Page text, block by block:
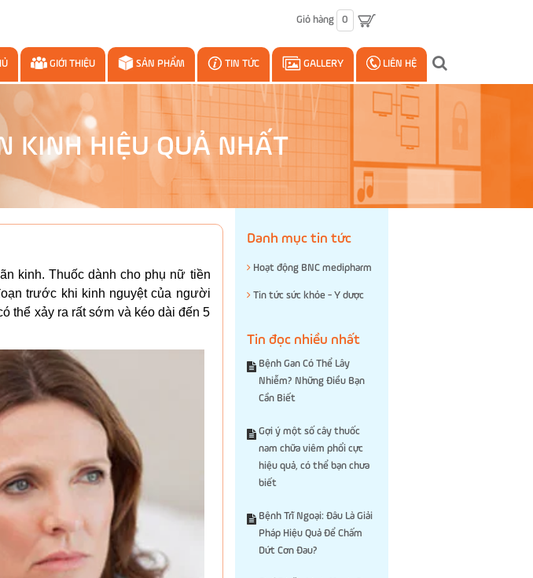
Giỏ hàng 0
GIỚI THIỆU SẢN PHẨM TIN TỨC GALLERY LIÊN HỆ
KINH HIỆU QUẢ NHẤT
kinh. Thuốc dành cho phụ nữ tiền
trước khi kinh nguyệt của người
thể xảy ra rất sớm và kéo dài đến 5
Danh mục tin tức
Hoạt động BNC medipharm
Tin tức sức khỏe - Y dược
Tin đọc nhiều nhất
Bệnh Gan Có Thể Lây
Nhiễm? Những Điều Bạn
Cần Biết
Gợi ý một số cây thuốc
nam chữa viêm phổi cực
hiệu quả, có thể bạn chưa
biết
Bệnh Trĩ Ngoại: Đâu Là Giải
Pháp Hiệu Quả Để Chấm
Dứt Cơn Đau?